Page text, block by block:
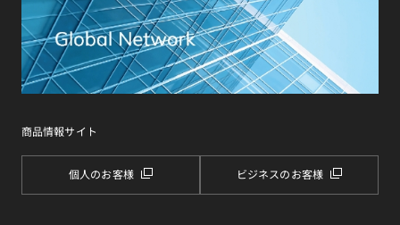
商品情報サイト
個人のお客様 ビジネスのお客様